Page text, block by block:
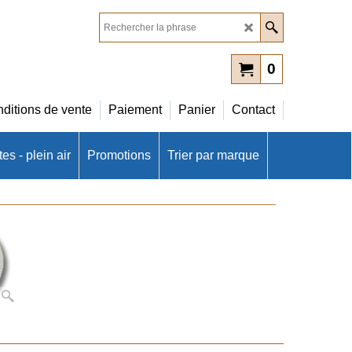
0
de vente Paiement Panier Contact
- plein air Promotions Trier par marque